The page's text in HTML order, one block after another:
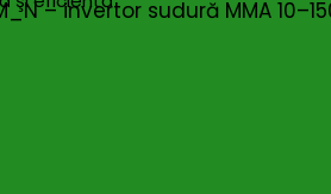
– invertor sudură MMA